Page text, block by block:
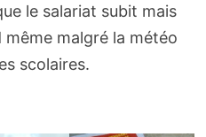
le salariat subit mais
malgré la météo
scolaires.